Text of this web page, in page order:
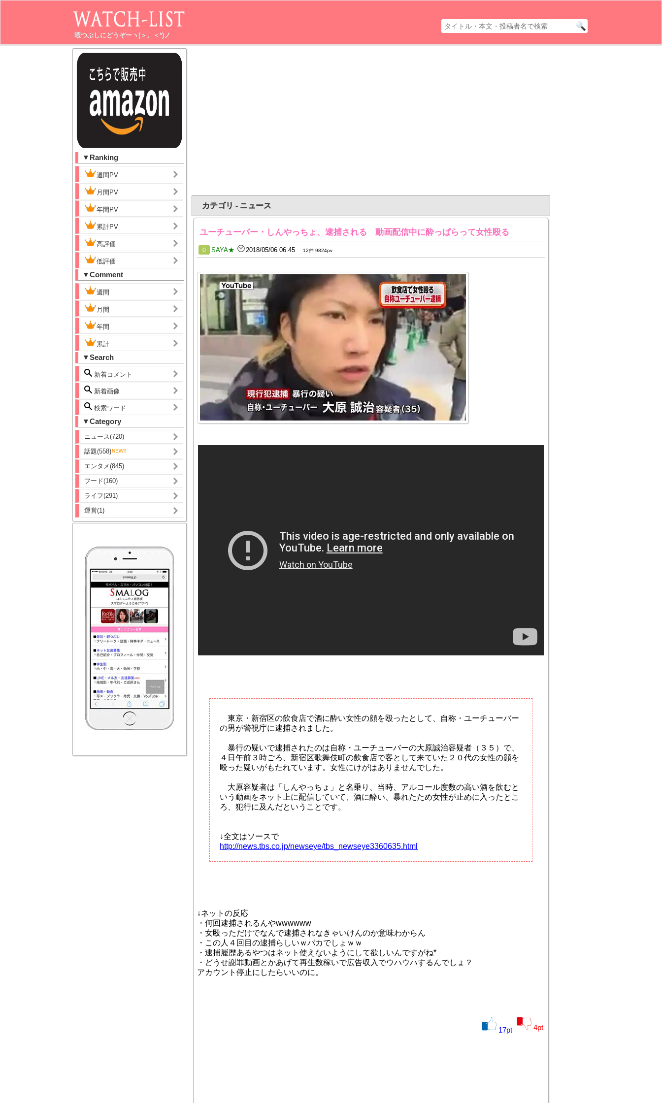
暇つぶしにどうぞーヽ(＞。＜*)ノ
▼Ranking
週間PV
月間PV
年間PV
累計PV
高評価
低評価
▼Comment
週間
月間
年間
累計
▼Search
新着コメント
新着画像
検索ワード
▼Category
ニュース(720)
話題(558)
エンタメ(845)
フード(160)
ライフ(291)
運営(1)
カテゴリ - ニュース
ユーチューバー・しんやっちょ、逮捕される 動画配信中に酔っぱらって女性殴る
0 SAYA★ 2018/05/06 06:45 12件 9824pv
東京・新宿区の飲食店で酒に酔い女性の顔を殴ったとして、自称・ユーチューバー
の男が警視庁に逮捕されました。
暴行の疑いで逮捕されたのは自称・ユーチューバーの大原誠治容疑者（３５）で、
４日午前３時ごろ、新宿区歌舞伎町の飲食店で客として来ていた２０代の女性の顔を
殴った疑いがもたれています。女性にけがはありませんでした。
大原容疑者は「しんやっちょ」と名乗り、当時、アルコール度数の高い酒を飲むと
いう動画をネット上に配信していて、酒に酔い、暴れたため女性が止めに入ったとこ
ろ、犯行に及んだということです。
↓全文はソースで
http://news.tbs.co.jp/newseye/tbs_newseye3360635.html
↓ネットの反応
・何回逮捕されるんやwwwwww
・女殴っただけでなんで逮捕されなきゃいけんのか意味わからん
・この人４回目の逮捕らしいｗバカでしょｗｗ
・逮捕履歴あるやつはネット使えないようにして欲しいんですがね*
・どうせ謝罪動画とかあげて再生数稼いで広告収入でウハウハするんでしょ？
アカウント停止にしたらいいのに。
17pt 4pt